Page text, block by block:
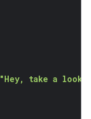
"Hey, take a look